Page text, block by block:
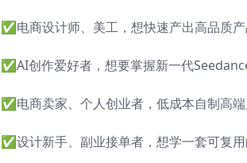
✅电商设计师、美工，想快速产出高品质
✅AI创作爱好者，想要掌握新一代
✅电商卖家、个人创业者，低成本自制高
✅设计新手、副业接单者，想学一套可复